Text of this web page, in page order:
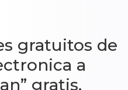
gratuitos de
a
gratis,